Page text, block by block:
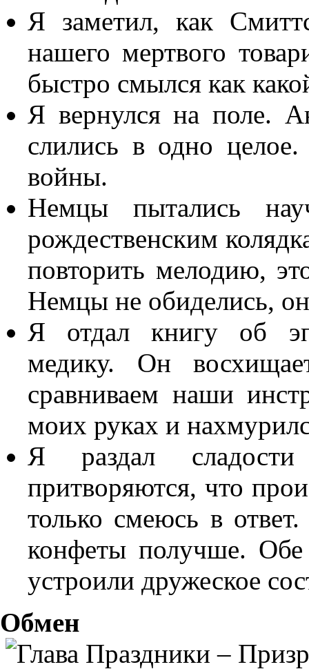
Я заметил, как
нашего мертвого
быстро смылся как
Я вернулся на поле.
слились в одно
войны.
Немцы пытались
рождественским
повторить мелодию,
Немцы не обиделись,
Я отдал книгу об
медику. Он
сравниваем наши
моих руках и
Я раздал
притворяются, что
только смеюсь в
конфеты получше.
устроили дружеское
Обмен